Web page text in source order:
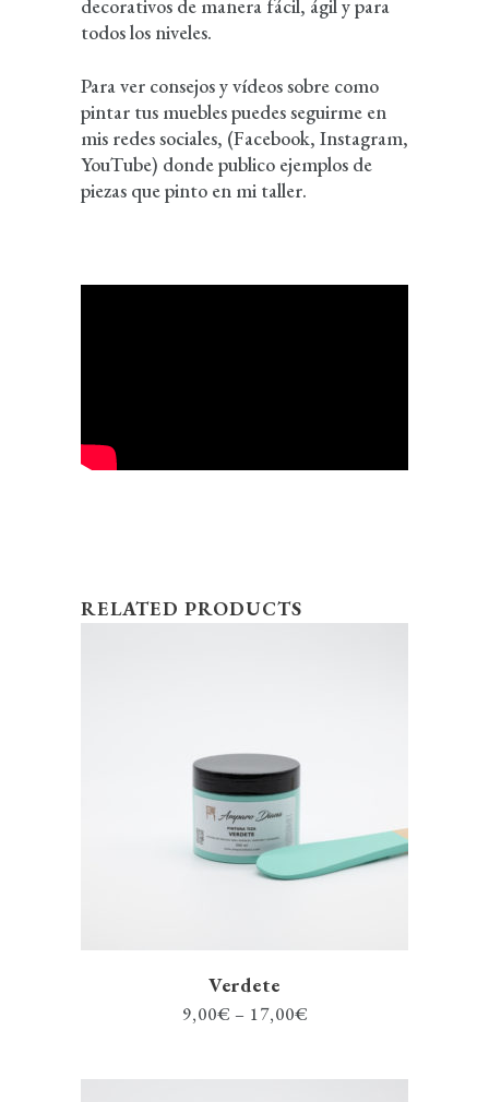
decorativos de manera fácil, ágil y para
todos los niveles.
Para ver consejos y vídeos sobre como
pintar tus muebles puedes seguirme en
mis redes sociales, (Facebook, Instagram,
YouTube) donde publico ejemplos de
piezas que pinto en mi taller.
RELATED PRODUCTS
Verdete
9,00€ – 17,00€